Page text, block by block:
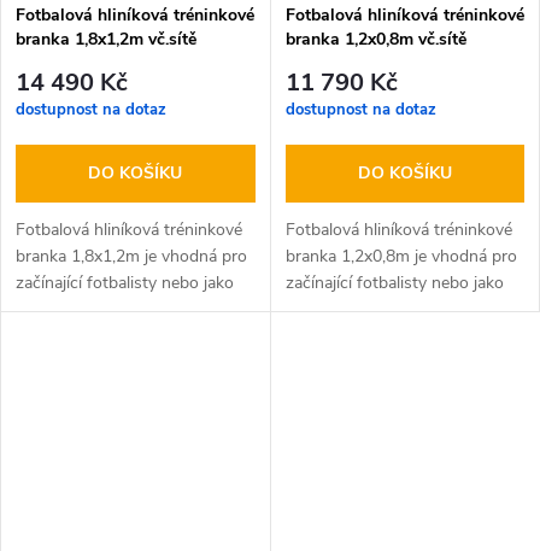
Fotbalová hliníková tréninkové
branka 1,8x1,2m vč.sítě
14 490 Kč
dostupnost na dotaz
DO KOŠÍKU
Fotbalová hliníková tréninkové
branka 1,8x1,2m je vhodná pro
začínající fotbalisty nebo jako
tréninková branka Délka mini
Fotbalová hliníková tréninkové
branka 1,2x0,8m vč.sítě
11 790 Kč
dostupnost na dotaz
DO KOŠÍKU
Fotbalová hliníková tréninkové
branka 1,2x0,8m je vhodná pro
začínající fotbalisty nebo jako
tréninková branka Délka mini